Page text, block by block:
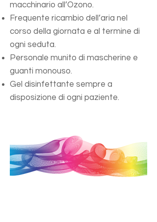
macchinario all’Ozono.
Frequente ricambio dell’aria nel
corso della giornata e al termine di
ogni seduta.
Personale munito di mascherine e
guanti monouso.
Gel disinfettante sempre a
disposizione di ogni paziente.